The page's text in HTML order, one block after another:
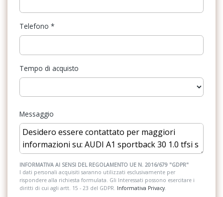
Limitatore di velocità
Pacchetto
Partenza in salita assistita
Personalizzazioni Linea e Stile
Predisposizioni
Radio DAB
Retrovisore interno anabbagliante
Riconoscimento segnali stradali
Sedili abbattibili
Tappetini anteriori e posteriori
Volante in pelle a 3 razze multifunzionale plus con bilancieri
Telefono *
Tempo di acquisto
Messaggio
INFORMATIVA AI SENSI DEL REGOLAMENTO UE N. 2016/679 "GDPR"
I dati personali acquisiti saranno utilizzati esclusivamente per
rispondere alla richiesta formulata. Gli Interessati possono esercitare i
diritti di cui agli artt. 15 - 23 del GDPR. Informativa Privacy.